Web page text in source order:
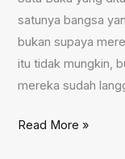
satunya bangsa
bukan supaya
itu tidak mungkin,
mereka sudah
Jangan
Read More »